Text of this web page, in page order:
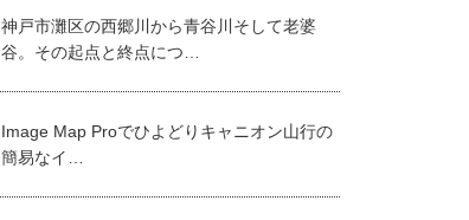
神戸市灘区の西郷川から青谷川そして老婆
谷。その起点と終点につ…
Image Map Proでひよどりキャニオン山行の
簡易なイ…